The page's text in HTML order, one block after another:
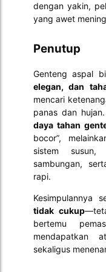
dengan yakin,
yang awet
Penutup
Genteng aspal
elegan, dan
mencari
panas dan
daya tahan
bocor”,
sistem susun,
sambungan,
rapi.
Kesimpulannya
tidak cukup
bertemu
mendapatkan
sekaligus